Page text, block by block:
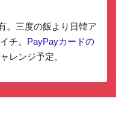
。三度の飯より日韓ア
チ。 PayPayカードの
レンジ予定。